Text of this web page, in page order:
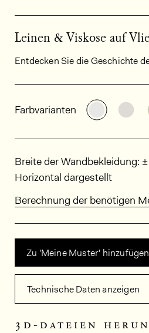
Leinen & Viskose auf
Entdecken Sie die Geschichte
Allgemeine
Farbvarianten Weitere
Abmessungen
Breite der Wandbekleidung:
Horizontal dargestellt
Berechnung der benötigen
Zu 'Meine Muster' hinzufügen
Technische Daten anzeigen
3d-dateien